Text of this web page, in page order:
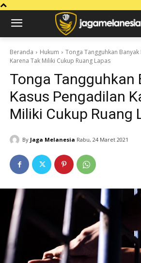
Beranda Hukum
Tonga Tangguhkan Banyak
Karena Tak Miliki Cukup Ruang Lapas
Tonga Tangguhkan
Kasus Pengadilan
Miliki Cukup Ruang
By Jaga Melanesia Rabu, 24 Maret 2021